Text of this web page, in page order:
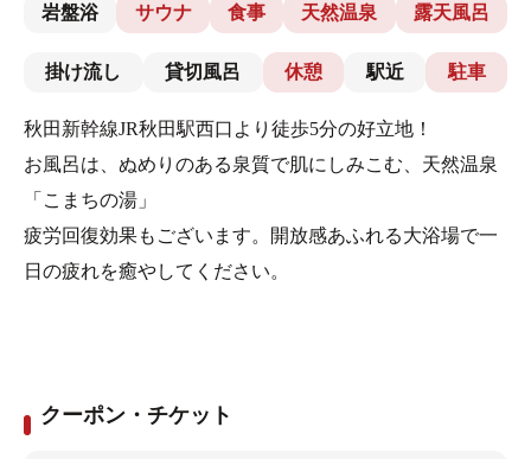
岩盤浴 サウナ 食事 天然温泉 露天風呂
掛け流し 貸切風呂 休憩 駅近 駐車
秋田新幹線JR秋田駅西口より徒歩5分の好立地！
お風呂は、ぬめりのある泉質で肌にしみこむ、天然温泉
「こまちの湯」
疲労回復効果もございます。開放感あふれる大浴場で一
日の疲れを癒やしてください。
クーポン・チケット